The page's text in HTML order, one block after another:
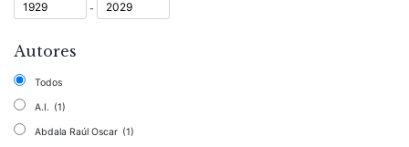
-
Autores
Todos
A.I. (1)
Abdala Raúl Oscar (1)